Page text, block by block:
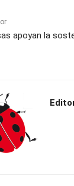
apoyan la